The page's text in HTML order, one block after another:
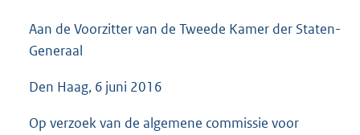
b
Aan de Voorzitter van de Tweede Kamer der Staten-
Generaal
Den Haag, 6 juni 2016
Op verzoek van de algemene commissie voor